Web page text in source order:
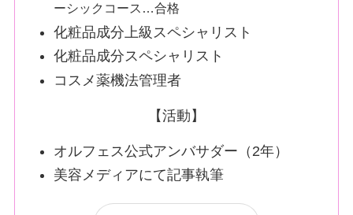
ーシックコース…合格
化粧品成分上級スペシャリスト
化粧品成分スペシャリスト
コスメ薬機法管理者
【活動】
オルフェス公式アンバサダー（2年）
美容メディアにて記事執筆